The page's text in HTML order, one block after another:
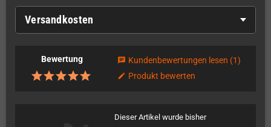
Versandkosten
Bewertung chat Kundenbewertungen lesen (1)
edit Produkt bewerten
Dieser Artikel wurde bisher